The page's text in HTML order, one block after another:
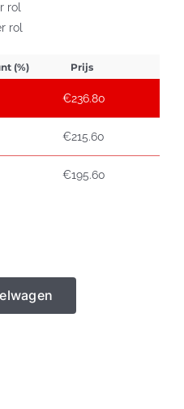
rol
rol
(%) Prijs
€236.80
€215.60
€195.60